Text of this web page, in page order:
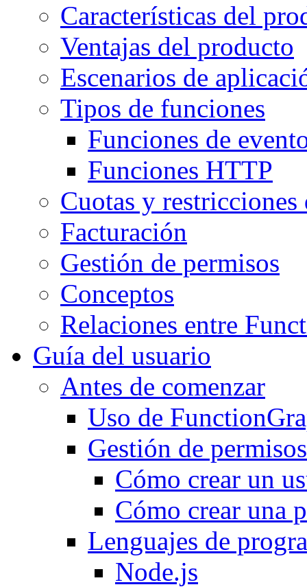
Características del
Ventajas del producto
Escenarios de
Tipos de funciones
Funciones de
Funciones HTTP
Cuotas y restricciones
Facturación
Gestión de permisos
Conceptos
Relaciones entre
Guía del usuario
Antes de comenzar
Uso de
Gestión de permisos
Cómo crear un
Cómo crear una
Lenguajes de
Node.js